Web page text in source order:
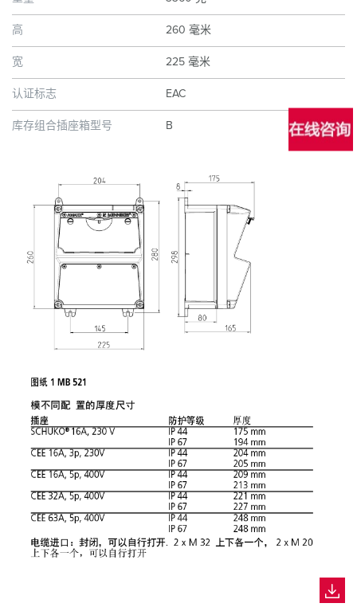
高 260 毫米
宽 225 毫米
认证标志 EAC
库存组合插座箱型号 B